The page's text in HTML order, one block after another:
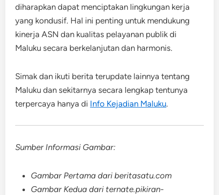
diharapkan dapat menciptakan lingkungan kerja
yang kondusif. Hal ini penting untuk mendukung
kinerja ASN dan kualitas pelayanan publik di
Maluku secara berkelanjutan dan harmonis.
Simak dan ikuti berita terupdate lainnya tentang
Maluku dan sekitarnya secara lengkap tentunya
terpercaya hanya di Info Kejadian Maluku.
Sumber Informasi Gambar:
Gambar Pertama dari beritasatu.com
Gambar Kedua dari ternate.pikiran-